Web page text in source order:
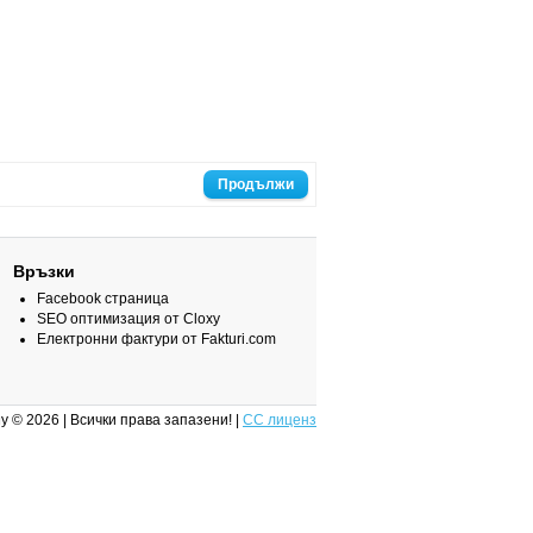
Продължи
Връзки
Facebook страница
SEO оптимизация от Cloxy
Електронни фактури от Fakturi.com
© 2026 | Всички права запазени! | CC лиценз